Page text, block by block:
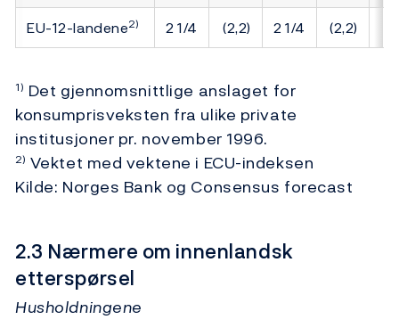
EU-12-landene2) 2 1/4 (2,2) 2 1/4 (2,2)
1) Det gjennomsnittlige anslaget for
konsumprisveksten fra ulike private
institusjoner pr. november 1996.
2) Vektet med vektene i ECU-indeksen
Kilde: Norges Bank og Consensus forecast
2.3 Nærmere om innenlandsk
etterspørsel
Husholdningene